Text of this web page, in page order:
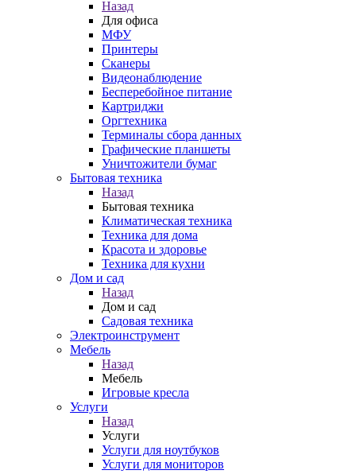
Назад
Для офиса
МФУ
Принтеры
Сканеры
Видеонаблюдение
Бесперебойное питание
Картриджи
Оргтехника
Терминалы сбора данных
Графические планшеты
Уничтожители бумаг
Бытовая техника
Назад
Бытовая техника
Климатическая техника
Техника для дома
Красота и здоровье
Техника для кухни
Дом и сад
Назад
Дом и сад
Садовая техника
Электроинструмент
Мебель
Назад
Мебель
Игровые кресла
Услуги
Назад
Услуги
Услуги для ноутбуков
Услуги для мониторов